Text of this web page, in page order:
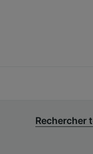
Rechercher